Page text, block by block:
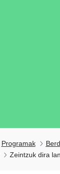
Programak
Zeintzuk dira